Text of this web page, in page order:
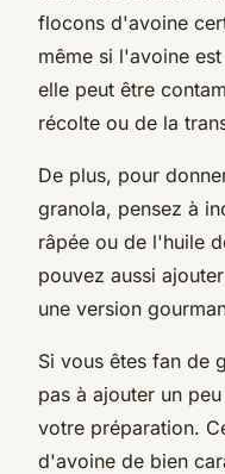
flocons d'avoine
même si l'avoine
elle peut être
récolte ou de la
De plus, pour
granola, pensez à
râpée ou de l'huile
pouvez aussi
une version
Si vous êtes fan de
pas à ajouter un
votre préparation.
d'avoine de bien